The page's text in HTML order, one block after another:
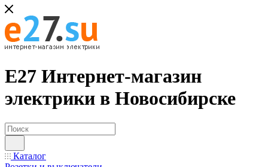
Е27 Интернет-магазин
электрики в Новосибирске
Каталог